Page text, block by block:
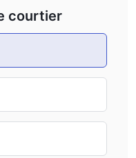
courtier